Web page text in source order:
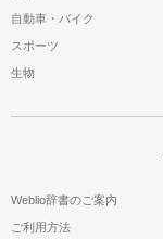
自動車・バイク
スポーツ
生物
Weblio辞書のご案内
ご利用方法